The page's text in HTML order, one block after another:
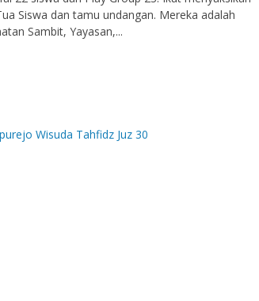
Siswa dan tamu undangan. Mereka adalah
Sambit, Yayasan,...